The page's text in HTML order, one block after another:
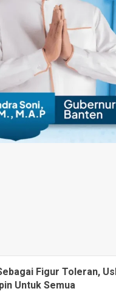
Figur Toleran,
Untuk Semua